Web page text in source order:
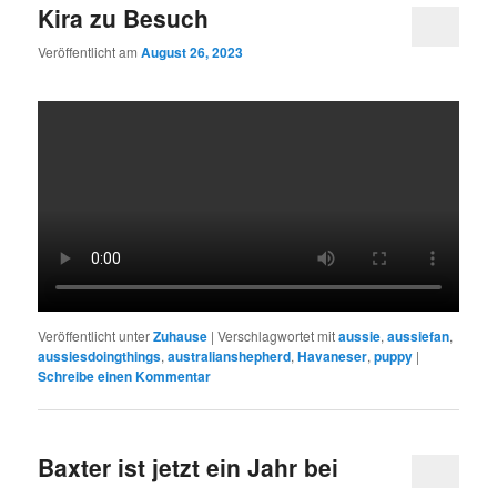
Kira zu Besuch
Veröffentlicht amAugust 26, 2023
Veröffentlicht unterZuhause |Verschlagwortet mitaussie,aussiefan,
aussiesdoingthings,australianshepherd,Havaneser,puppy |
Schreibe einen Kommentar
Baxter ist jetzt ein Jahr bei